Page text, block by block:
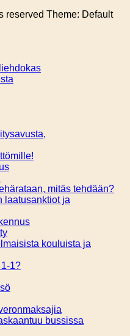
reserved Theme: Default
mitäs tehdään?
laatusanktiot ja
kouluista ja
1?
bussissa